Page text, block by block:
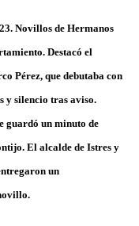
Novillos de Hermanos
Destacó el
Pérez, que debutaba con
y silencio tras aviso.
guardó un minuto de
El alcalde de Istres y
un